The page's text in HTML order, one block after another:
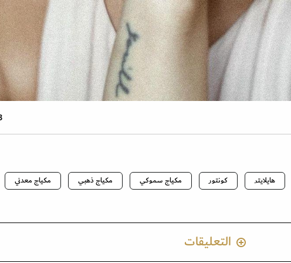
3
هايلايتر كونتور مكياج سموكي مكياج ذهبي مكياج معدني
التعليقات